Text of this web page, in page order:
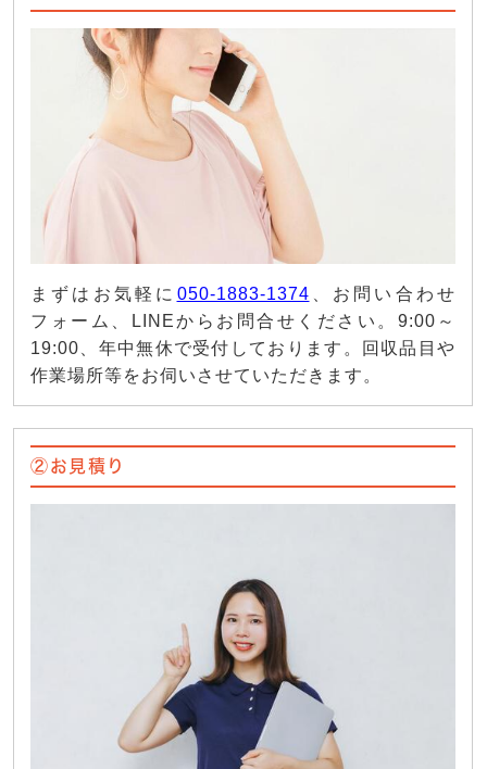
まずはお気軽に 050-1883-1374 、お問い合わせ
フォーム、LINEからお問合せください。9:00～
19:00、年中無休で受付しております。回収品目や
作業場所等をお伺いさせていただきます。
②お見積り